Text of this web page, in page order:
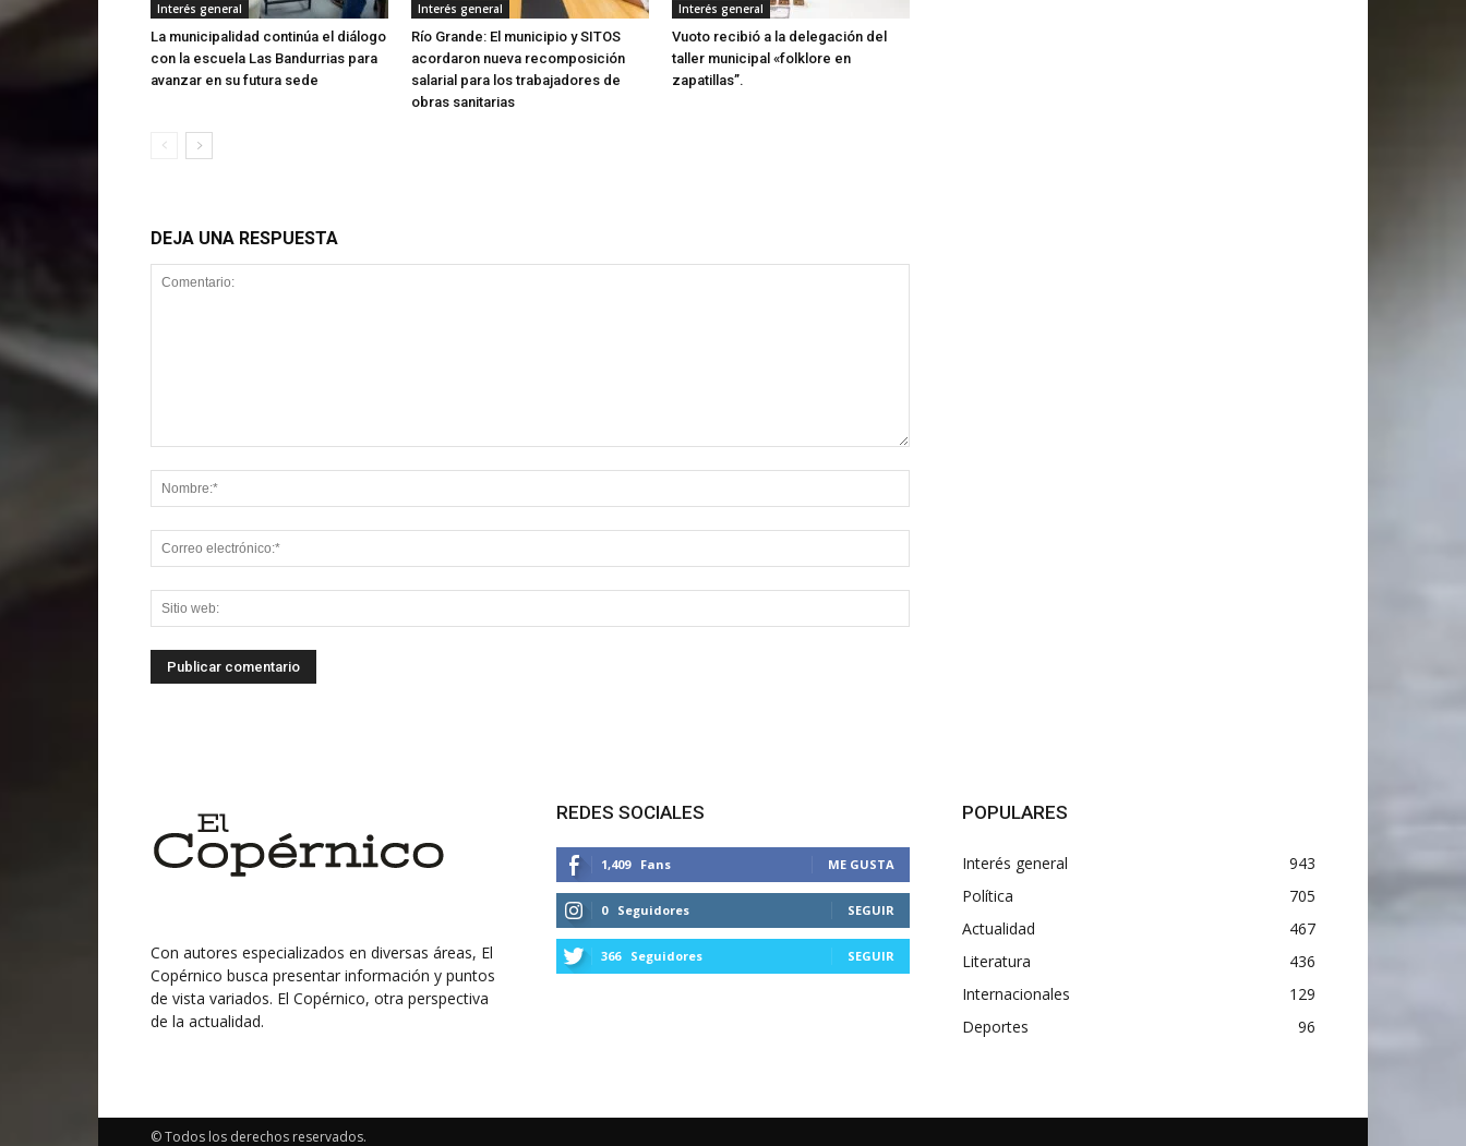
Interés general
La municipalidad continúa el diálogo
con la escuela Las Bandurrias para
avanzar en su futura sede
Interés general
Río Grande: El municipio y SITOS
acordaron nueva recomposición
salarial para los trabajadores de
obras sanitarias
Interés general
Vuoto recibió a la delegación del
taller municipal «folklore en
zapatillas”.
DEJA UNA RESPUESTA
Con autores especializados en diversas áreas, El
Copérnico busca presentar información y puntos
de vista variados. El Copérnico, otra perspectiva
de la actualidad.
REDES SOCIALES
1,409 Fans ME GUSTA
0 Seguidores SEGUIR
366 Seguidores SEGUIR
POPULARES
Interés general
943
Política
705
Actualidad
467
Literatura
436
Internacionales
129
Deportes
96
© Todos los derechos reservados.